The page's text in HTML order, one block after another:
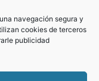
navegación segura y
cookies de terceros
publicidadpresentes
del coronavirus.